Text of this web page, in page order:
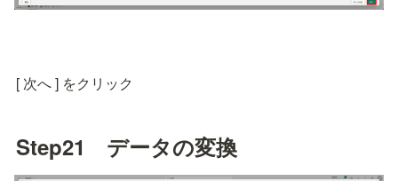
[ 次へ ] をクリック
Step21　データの変換